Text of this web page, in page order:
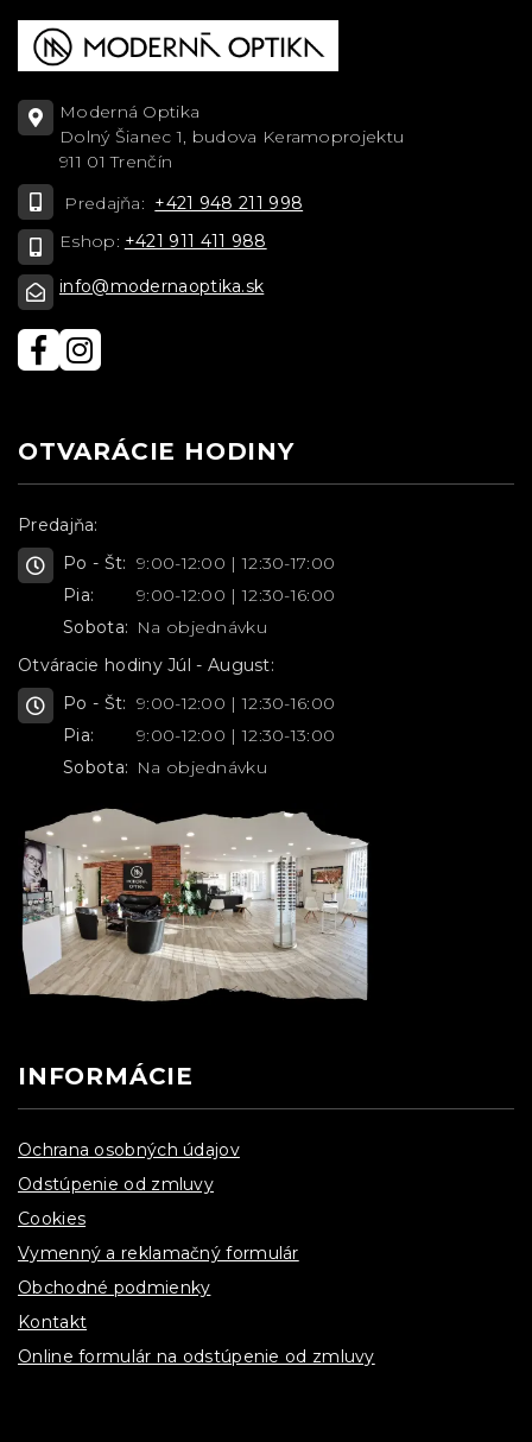
Moderná Optika
Dolný Šianec 1, budova Keramoprojektu
911 01 Trenčín
Predajňa: +421 948 211 998
Eshop: +421 911 411 988
info@modernaoptika.sk
OTVARÁCIE HODINY
Predajňa:
Po - Št: 9:00-12:00 | 12:30-17:00
Pia:
9:00-12:00 | 12:30-16:00
Sobota: Na objednávku
Otváracie hodiny Júl - August:
Po - Št: 9:00-12:00 | 12:30-16:00
Pia:
9:00-12:00 | 12:30-13:00
Sobota: Na objednávku
INFORMÁCIE
Ochrana osobných údajov
Odstúpenie od zmluvy
Cookies
Vymenný a reklamačný formulár
Obchodné podmienky
Kontakt
Online formulár na odstúpenie od zmluvy